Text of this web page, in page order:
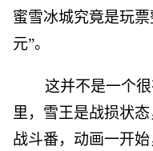
蜜雪冰城究竟是玩
元”。
这并不是一个
里，雪王是战损状
战斗番，动画一开